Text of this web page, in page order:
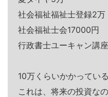
社会福祉福祉士登録2万
社会福祉士会17000円
行政書士ユーキャン講
10万くらいかかってい
これは、将来の投資な